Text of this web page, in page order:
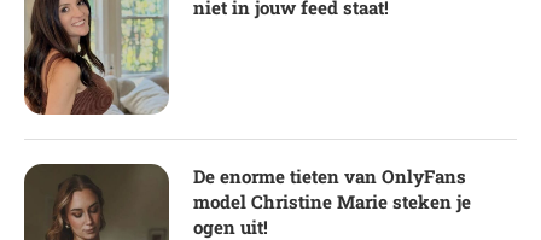
niet in jouw feed staat!
De enorme tieten van OnlyFans
model Christine Marie steken je
ogen uit!